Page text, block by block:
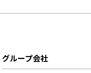
グループ会社